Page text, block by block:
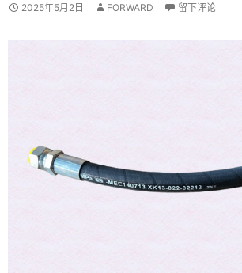
2025年5月2日 FORWARD 留下评论